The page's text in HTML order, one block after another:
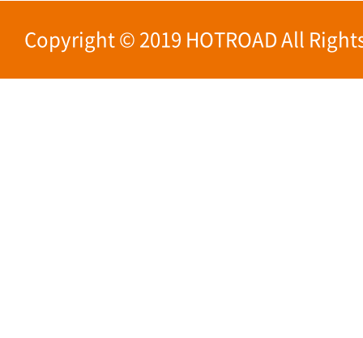
Copyright © 2019 HOTROAD All